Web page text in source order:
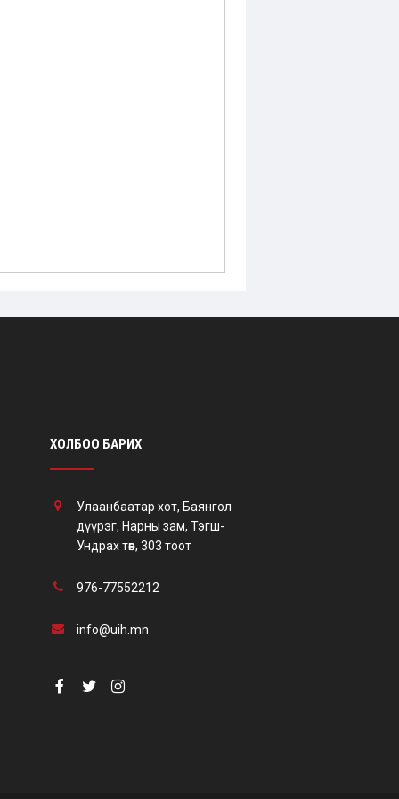
ХОЛБОО БАРИХ
Улаанбаатар хот, Баянгол
дүүрэг, Нарны зам, Тэгш-
Ундрах төв, 303 тоот
976-77552212
info@uih.mn